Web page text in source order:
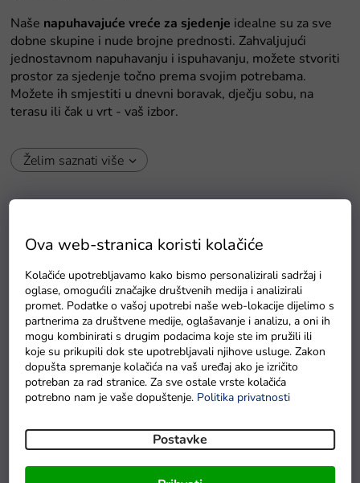
Ova web-stranica koristi kolačiće
Kolačiće upotrebljavamo kako bismo personalizirali sadržaj i
oglase, omogućili značajke društvenih medija i analizirali
promet. Podatke o vašoj upotrebi naše web-lokacije dijelimo s
partnerima za društvene medije, oglašavanje i analizu, a oni ih
mogu kombinirati s drugim podacima koje ste im pružili ili
koje su prikupili dok ste upotrebljavali njihove usluge. Zakon
dopušta spremanje kolačića na vaš uređaj ako je izričito
potreban za rad stranice. Za sve ostale vrste kolačića
potrebno nam je vaše dopuštenje. Politika privatnosti
Postavke
Naše napuhavajuće vreće za sjedenje idealne su za sve
dobne skupine i nude brojne prednosti. Zahvaljujući
jednostavnom napuhavanju i ispuhavanju, možete stvoriti
prostor za sjedenje točno prema svojim potrebama.
Možete ih smjestiti u dnevni boravak, dječju sobu, na
terasu ili čak u vrt - vaš izbor.
Želim saznati više
omogućuju jednostavno prilagođavanje udobnosti prema
vašim potrebama. Možete ih oblikovati i prilagođavati
kako bi vam pružili maksimalnu udobnost.
Moderan dizajn: Ovi jastuci su moderan element za vaš
interijer ili eksterijer. Dostupni su u različitim bojama i
dizajnima koji se lako mogu uskladiti s vašim stilom.
Praktičnost: Zračni jastuci za sjedenje lako su prenosivi i
sklopivi, što znači da ih možete ponijeti bilo gdje - u
dnevni boravak, spavaću sobu, na terasu, u vrt ili čak na
Jednostavno održavanje: Ovi jastuci su izrađeni od
obrisati vlažnom krpom i izgledat će kao novi.